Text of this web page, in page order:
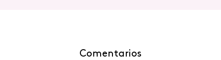
Comentarios